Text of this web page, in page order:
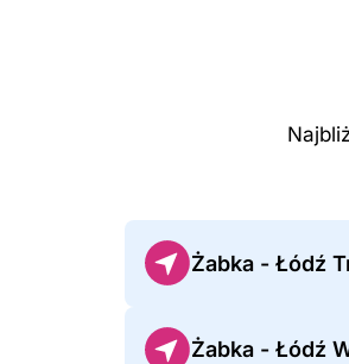
Żabka - Łódź
Żabka - Łódź